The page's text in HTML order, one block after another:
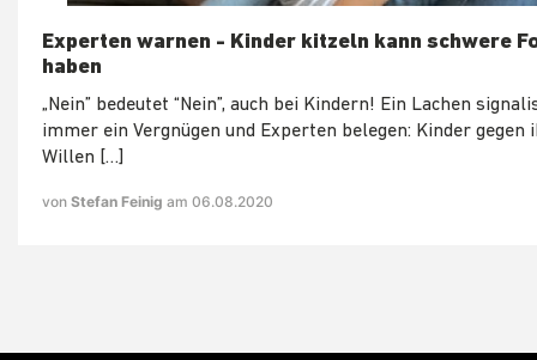
Experten warnen - Kinder kitzeln kann schwere
haben
„Nein” bedeutet “Nein”, auch bei Kindern! Ein Lachen
immer ein Vergnügen und Experten belegen: Kinder gegen
Willen […]
von Stefan Feinig am 06.08.2020